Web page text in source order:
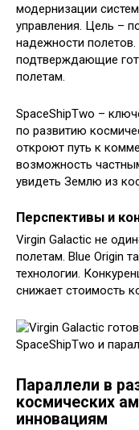
модернизации
управления. Цель –
надежности
подтверждающие
полетам.
SpaceShipTwo –
по развитию
откроют путь к
возможность
увидеть Землю из
Перспективы и
Virgin Galactic не
полетам. Blue Origin
технологии.
снижает стоимость
Параллели в
космических
инновациям